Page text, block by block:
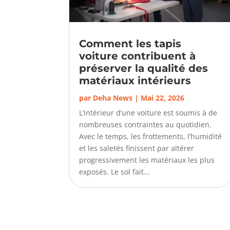
Comment les tapis
voiture contribuent à
préserver la qualité des
matériaux intérieurs
par Deha News | Mai 22, 2026
L’intérieur d’une voiture est soumis à de
nombreuses contraintes au quotidien.
Avec le temps, les frottements, l’humidité
et les saletés finissent par altérer
progressivement les matériaux les plus
exposés. Le sol fait...